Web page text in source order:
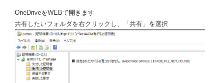
OneDriveをWEBで開きます
共有したいフォルダを右クリックし、「共有」を選択